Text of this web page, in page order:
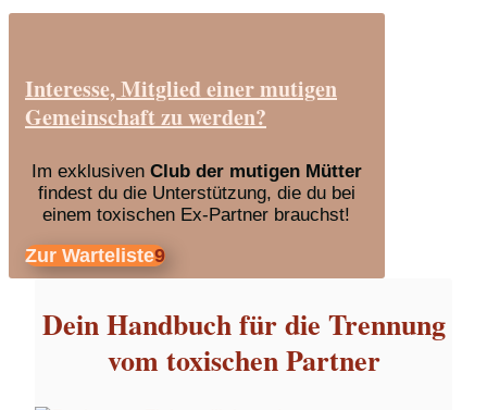
Interesse, Mitglied einer mutigen
Gemeinschaft zu werden?
Im exklusiven Club der mutigen Mütter
findest du die Unterstützung, die du bei
einem toxischen Ex-Partner brauchst!
Zur Warteliste
Dein Handbuch für die Trennung
vom toxischen Partner